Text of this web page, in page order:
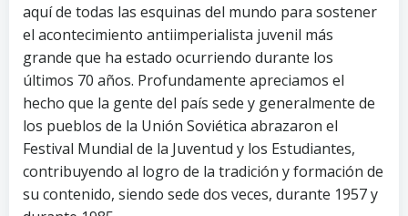
aquí de todas las esquinas del mundo para sostener
el acontecimiento antiimperialista juvenil más
grande que ha estado ocurriendo durante los
últimos 70 años. Profundamente apreciamos el
hecho que la gente del país sede y generalmente de
los pueblos de la Unión Soviética abrazaron el
Festival Mundial de la Juventud y los Estudiantes,
contribuyendo al logro de la tradición y formación de
su contenido, siendo sede dos veces, durante 1957 y